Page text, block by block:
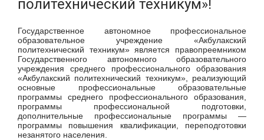
политехнический техникум»!
Государственное автономное профессиональное
образовательное учреждение «Акбулакский
политехнический техникум» является правопреемником
Государственного автономного образовательного
учреждения среднего профессионального образования
«Акбулакский политехнический техникум», реализующий
основные профессиональные образовательные
программы среднего профессионального образования,
программы профессиональной подготовки,
дополнительные профессиональные программы —
программы повышения квалификации, переподготовки
незанятого населения.